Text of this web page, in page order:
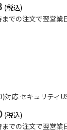
での注文で翌営業
対応 セキュリティ
での注文で翌営業